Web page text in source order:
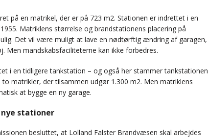
på en matrikel, der er på 723 m2. Stationen er indrettet i en
Matriklens størrelse og brandstationens placering på
Det vil være muligt at lave en nødtørftig ændring af garagen,
Men mandskabsfaciliteterne kan ikke forbedres.
i en tidligere tankstation – og også her stammer tankstationen
matrikler, der tilsammen udgør 1.300 m2. Men matriklens
at bygge en ny garage.
stationer
besluttet, at Lolland Falster Brandvæsen skal arbejdes